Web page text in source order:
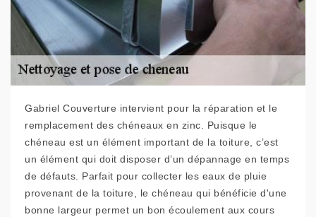
Gabriel Couverture intervient pour la réparation et le
remplacement des chéneaux en zinc. Puisque le
chéneau est un élément important de la toiture, c’est
un élément qui doit disposer d’un dépannage en temps
de défauts. Parfait pour collecter les eaux de pluie
provenant de la toiture, le chéneau qui bénéficie d'une
bonne largeur permet un bon écoulement aux cours